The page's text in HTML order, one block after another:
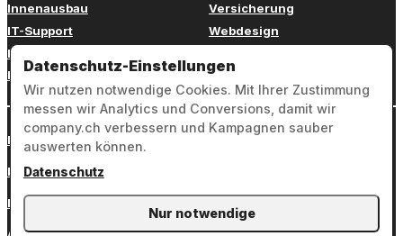
Innenausbau
IT-Support
Kinderbetreuung
Kosmetik
Versicherung
Webdesign
Zahnarzt
Login
Impressum
Datenschutz
Datenschutz-Einstellungen
Wir nutzen notwendige Cookies. Mit Ihrer Zustimmung
messen wir Analytics und Conversions, damit wir
company.ch verbessern und Kampagnen sauber
auswerten können.
Datenschutz
Nur notwendige